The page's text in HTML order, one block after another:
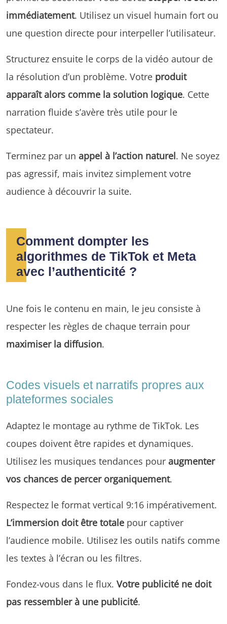
immédiatement. Utilisez un visuel humain fort ou
une question directe pour interpeller l’utilisateur.
Structurez ensuite le corps de la vidéo autour de
la résolution d’un problème. Votre produit
apparaît alors comme la solution logique. Cette
narration fluide s’avère très utile pour le
spectateur.
Terminez par un appel à l’action naturel. Ne soyez
pas agressif, mais invitez simplement votre
audience à découvrir la suite.
Comment dompter les
algorithmes de TikTok et Meta
avec l’authenticité ?
Une fois le contenu en main, le jeu consiste à
respecter les règles de chaque terrain pour
maximiser la diffusion.
Codes visuels et narratifs propres aux
plateformes sociales
Adaptez le montage au rythme de TikTok. Les
coupes doivent être rapides et dynamiques.
Utilisez les musiques tendances pour augmenter
vos chances de percer organiquement.
Respectez le format vertical 9:16 impérativement.
L’immersion doit être totale pour captiver
l’audience mobile. Utilisez les outils natifs comme
les textes à l’écran ou les filtres.
Fondez-vous dans le flux. Votre publicité ne doit
pas ressembler à une publicité.